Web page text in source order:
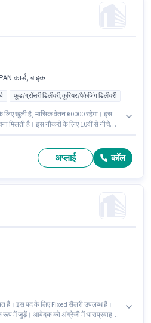
कार्ड, बाइक
फूड/ग्रॉसरी डिलीवरी,कूरियर/पैकेजिंग डिलीवरी
लिए खुली है, मासिक वेतन ₹60000 रहेगा। इस
मिलती है। इस नौकरी के लिए 10वीं से नीचे
पास बाइक, साइकिल होना चाहिए।
अप्लाई कॉल
है। इस पद के लिए Fixed सैलरी उपलब्ध है।
के रूप में जुड़ें। आवेदक को अंग्रेजी में धाराप्रवाह